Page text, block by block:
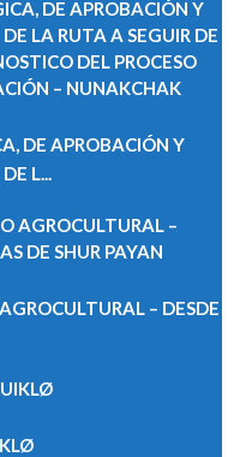
DE APROBACIÓN Y
L...
– DESDE